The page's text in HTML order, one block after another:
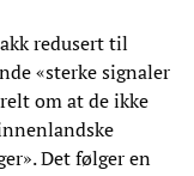
redusert til
«sterke signaler
om at de ikke
Det følger en